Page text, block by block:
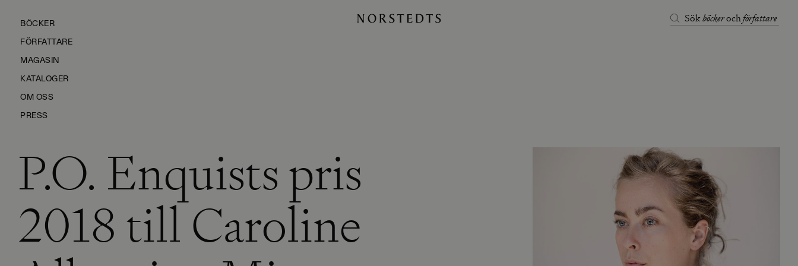
Sökböckerochförfattare
BÖCKER
FÖRFATTARE
MAGASIN
KATALOGER
OM OSS
PRESS
KONTAKTA OSS
HÅLLBARHET
P.O. Enquists pris
2018 till Caroline